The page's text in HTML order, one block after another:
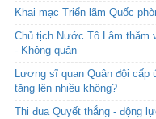
Khai mạc Triển lãm Quốc
Chủ tịch Nước Tô Lâm thăm
- Không quân
Lương sĩ quan Quân đội
tăng lên nhiều không?
Thi đua Quyết thắng - động